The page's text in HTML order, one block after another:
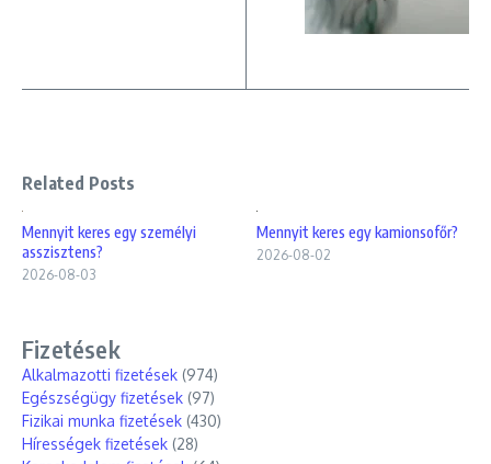
Related Posts
Mennyit keres egy személyi
asszisztens?
2026-08-03
Mennyit keres egy kamionsofőr?
2026-08-02
Fizetések
Alkalmazotti fizetések (974)
Egészségügy fizetések (97)
Fizikai munka fizetések (430)
Hírességek fizetések (28)